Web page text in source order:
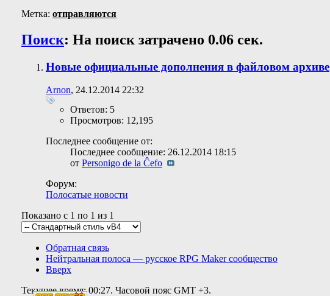
Метка: отправляются
Поиск: На поиск затрачено 0.06 сек.
Новые официальные дополнения в файловом архиве
Arnon, 24.12.2014 22:32
Ответов: 5
Просмотров: 12,195
Последнее сообщение от:
Последнее сообщение: 26.12.2014 18:15
от Personigo de la Ĉefo
Форум:
Полосатые новости
Показано с 1 по 1 из 1
Обратная связь
Нейтральная полоса — русское RPG Maker сообщество
Вверх
Текущее время:00:27. Часовой пояс GMT +3.